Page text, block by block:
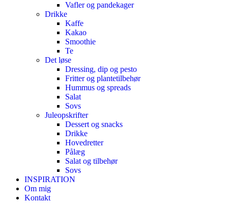
Vafler og pandekager
Drikke
Kaffe
Kakao
Smoothie
Te
Det løse
Dressing, dip og pesto
Fritter og plantetilbehør
Hummus og spreads
Salat
Sovs
Juleopskrifter
Dessert og snacks
Drikke
Hovedretter
Pålæg
Salat og tilbehør
Sovs
INSPIRATION
Om mig
Kontakt